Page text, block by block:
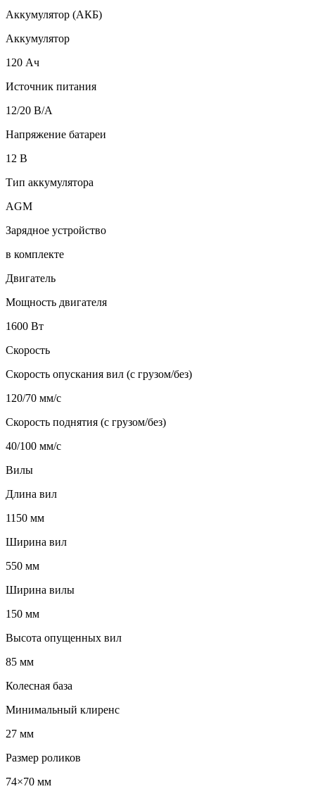
Аккумулятор (АКБ)
Аккумулятор
120 Ач
Источник питания
12/20 В/А
Напряжение батареи
12 B
Тип аккумулятора
AGM
Зарядное устройство
в комплекте
Двигатель
Мощность двигателя
1600 Вт
Скорость
Скорость опускания вил (с грузом/без)
120/70 мм/с
Скорость поднятия (с грузом/без)
40/100 мм/с
Вилы
Длина вил
1150 мм
Ширина вил
550 мм
Ширина вилы
150 мм
Высота опущенных вил
85 мм
Колесная база
Минимальный клиренс
27 мм
Размер роликов
74×70 мм